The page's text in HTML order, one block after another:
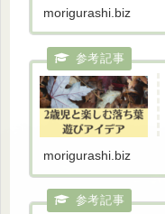
morigurashi.biz
morigurashi.biz